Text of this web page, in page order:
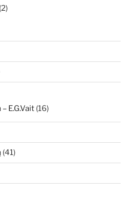
(2)
E.G.Vait (16)
(41)